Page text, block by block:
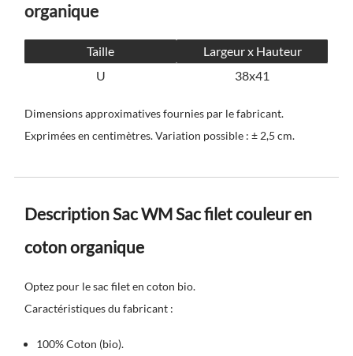
organique
Taille
Largeur x Hauteur
U
38x41
Dimensions approximatives fournies par le fabricant.
Exprimées en centimètres. Variation possible : ± 2,5 cm.
Description Sac WM Sac filet couleur en
coton organique
Optez pour le sac filet en coton bio.
Caractéristiques du fabricant :
100% Coton (bio).